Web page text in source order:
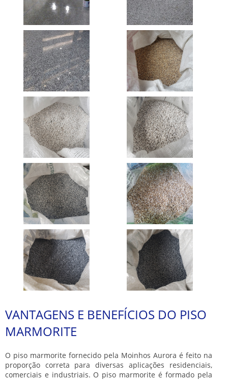
VANTAGENS E BENEFÍCIOS DO PISO
MARMORITE
O piso marmorite fornecido pela Moinhos Aurora é feito na
proporção correta para diversas aplicações residenciais,
comerciais e industriais. O piso marmorite é formado pela